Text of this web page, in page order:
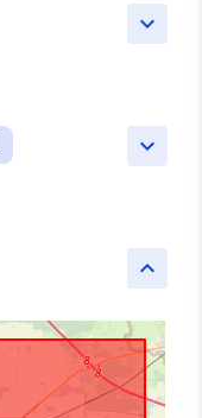
keyboard_arrow_down
keyboard_arrow_down
keyboard_arrow_up